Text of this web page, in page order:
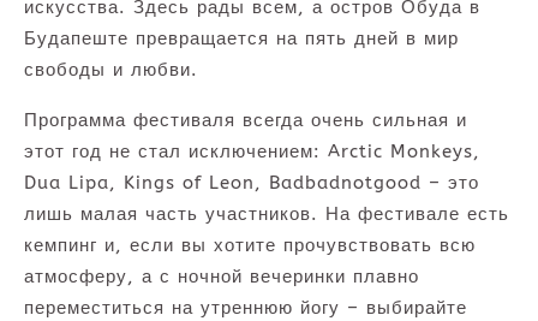
искусства. Здесь рады всем, а остров Обуда в
Будапеште превращается на пять дней в мир
свободы и любви.
Программа фестиваля всегда очень сильная и
этот год не стал исключением: Arctic Monkeys,
Dua Lipa, Kings of Leon, Badbadnotgood – это
лишь малая часть участников. На фестивале есть
кемпинг и, если вы хотите прочувствовать всю
атмосферу, а с ночной вечеринки плавно
переместиться на утреннюю йогу – выбирайте